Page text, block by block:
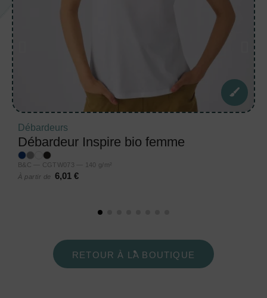
Débardeurs
Débardeur Inspire bio femme
B&C — CGTW073 — 140 g/m²
À partir de
6,01 €
RETOUR À LA BOUTIQUE